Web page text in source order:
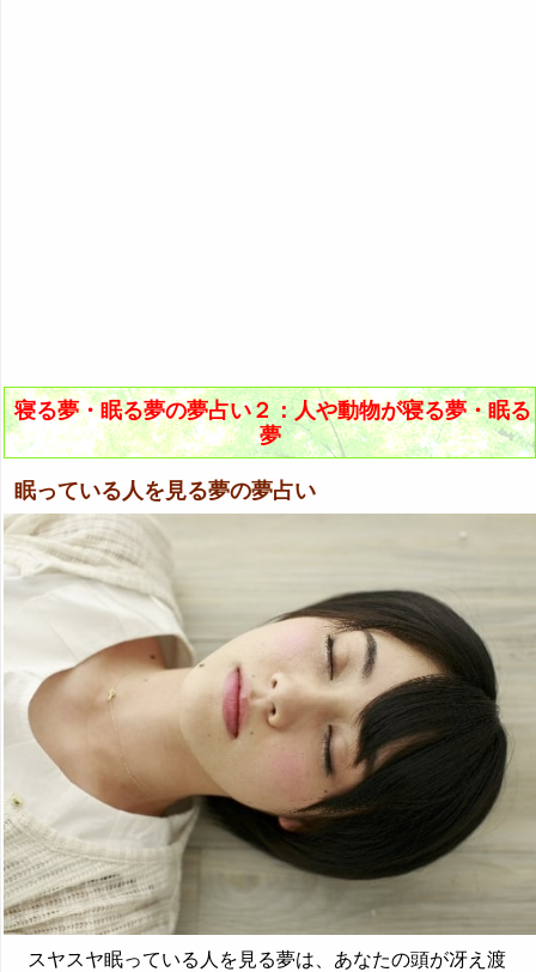
寝る夢・眠る夢の夢占い２：人や動物が寝る夢・眠る
夢
眠っている人を見る夢の夢占い
スヤスヤ眠っている人を見る夢は、あなたの頭が冴え渡